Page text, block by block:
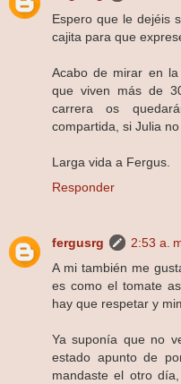
Espero que le dejéis
cajita para que
Acabo de mirar en
que viven más de
carrera os
compartida, si Julia
Larga vida a Fergus.
Responder
fergusrg
2:53 a.
A mi también me
es como el tomate
hay que respetar y
Ya suponía que no
estado apunto de
mandaste el otro